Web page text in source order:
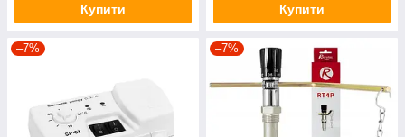
Купити Купити
–7% –7%